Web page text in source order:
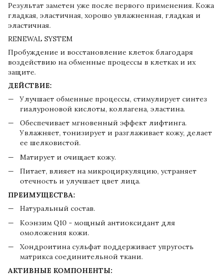
Результат заметен уже после первого применения. Кожа
гладкая, эластичная, хорошо увлажненная, гладкая и
эластичная.
RENEWAL SYSTEM
Пробуждение и восстановление клеток благодаря
воздействию на обменные процессы в клетках и их
защите.
ДЕЙСТВИЕ:
Улучшает обменные процессы, стимулирует синтез
гиалуроновой кислоты, коллагена, эластина.
Обеспечивает мгновенный эффект лифтинга.
Увлажняет, тонизирует и разглаживает кожу, делает
ее шелковистой.
Матирует и очищает кожу.
Питает, влияет на микроциркуляцию, устраняет
отечность и улучшает цвет лица.
ПРЕИМУЩЕСТВА:
Натуральный состав.
Коэнзим Q10 - мощный антиоксидант для
омоложения кожи.
Хондроитина сульфат поддерживает упругость
матрикса соединительной ткани.
АКТИВНЫЕ КОМПОНЕНТЫ: